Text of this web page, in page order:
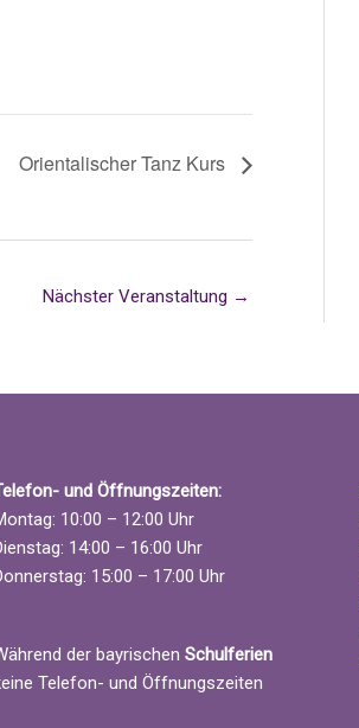
Orientalischer Tanz Kurs
Nächster Veranstaltung →
und Öffnungszeiten:
10:00 – 12:00 Uhr
14:00 – 16:00 Uhr
15:00 – 17:00 Uhr
der bayrischen Schulferien
Telefon- und Öffnungszeiten